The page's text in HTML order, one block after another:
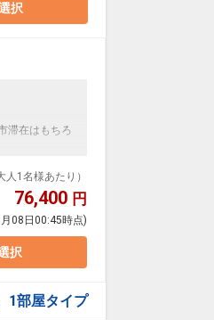
択
滞在はもちろ
す。
プランもござ
人1名様あたり）
76,400 円
08日00:45時点)
択
1部屋タイプ